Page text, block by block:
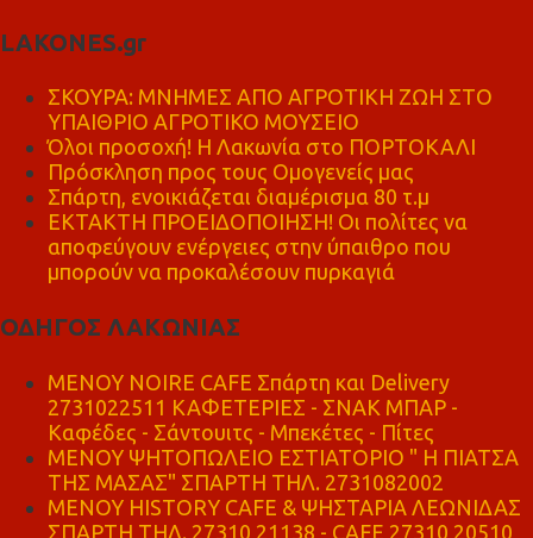
LAKONES.gr
ΣΚΟΥΡΑ: ΜΝΗΜΕΣ ΑΠΟ ΑΓΡΟΤΙΚΗ ΖΩΗ ΣΤΟ
ΥΠΑΙΘΡΙΟ ΑΓΡΟΤΙΚΟ ΜΟΥΣΕΙΟ
Όλοι προσοχή! Η Λακωνία στο ΠΟΡΤΟΚΑΛΙ
Πρόσκληση προς τους Ομογενείς μας
Σπάρτη, ενοικιάζεται διαμέρισμα 80 τ.μ
ΕΚΤΑΚΤΗ ΠΡΟΕΙΔΟΠΟΙΗΣΗ! Οι πολίτες να
αποφεύγουν ενέργειες στην ύπαιθρο που
μπορούν να προκαλέσουν πυρκαγιά
ΟΔΗΓΟΣ ΛΑΚΩΝΙΑΣ
MENOY NOIRE CAFE Σπάρτη και Delivery
2731022511 ΚΑΦΕΤΕΡΙΕΣ - ΣΝΑΚ ΜΠΑΡ -
Καφέδες - Σάντουιτς - Μπεκέτες - Πίτες
ΜΕΝΟΥ ΨΗΤΟΠΩΛΕΙΟ ΕΣΤΙΑΤΟΡΙΟ " Η ΠΙΑΤΣΑ
ΤΗΣ ΜΑΣΑΣ" ΣΠΑΡΤΗ ΤΗΛ. 2731082002
ΜΕΝΟΥ HISTORY CAFE & ΨΗΣΤΑΡΙΑ ΛΕΩΝΙΔΑΣ
ΣΠΑΡΤΗ ΤΗΛ. 27310 21138 - CAFE 27310 20510